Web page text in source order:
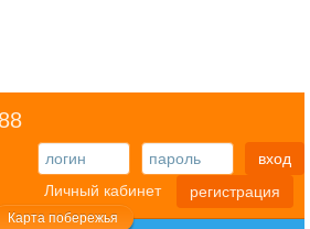
/ Места
вход
Личный кабинет
регистрация
Карта побережья